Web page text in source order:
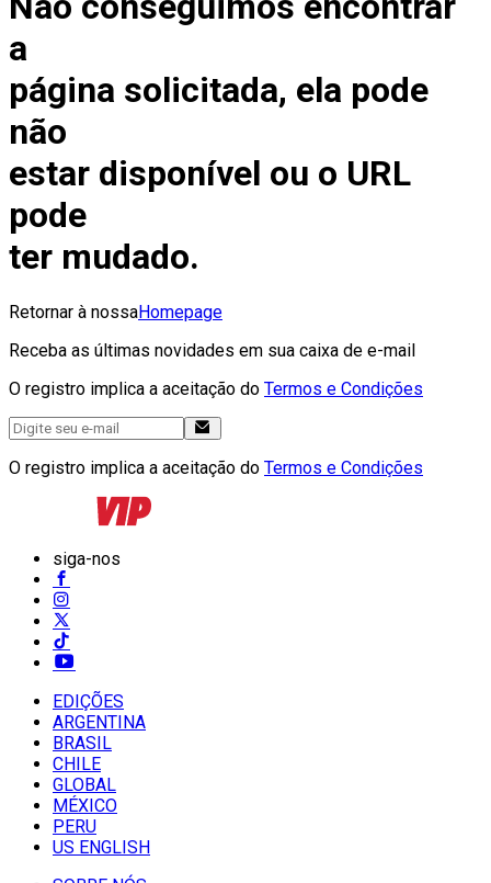
a
página solicitada, ela pode
não
estar disponível ou o URL
pode
ter mudado.
Retornar à nossaHomepage
Receba as últimas novidades em sua caixa de e-mail
O registro implica a aceitação do Termos e Condições
O registro implica a aceitação do Termos e Condições
siga-nos
EDIÇÕES
ARGENTINA
BRASIL
CHILE
GLOBAL
MÉXICO
PERU
US ENGLISH